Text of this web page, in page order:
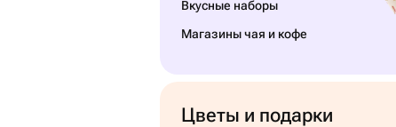
Вкусные наборы
Магазины чая и кофе
Цветы и подарки